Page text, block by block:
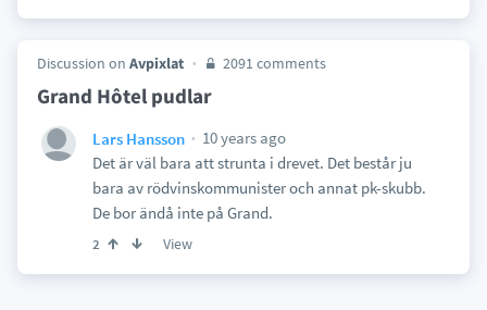
Discussion on Avpixlat 2091 comments
Grand Hôtel pudlar
Lars Hansson
10 years ago
Det är väl bara att strunta i drevet. Det består ju
bara av rödvinskommunister och annat pk-skubb.
De bor ändå inte på Grand.
2 View